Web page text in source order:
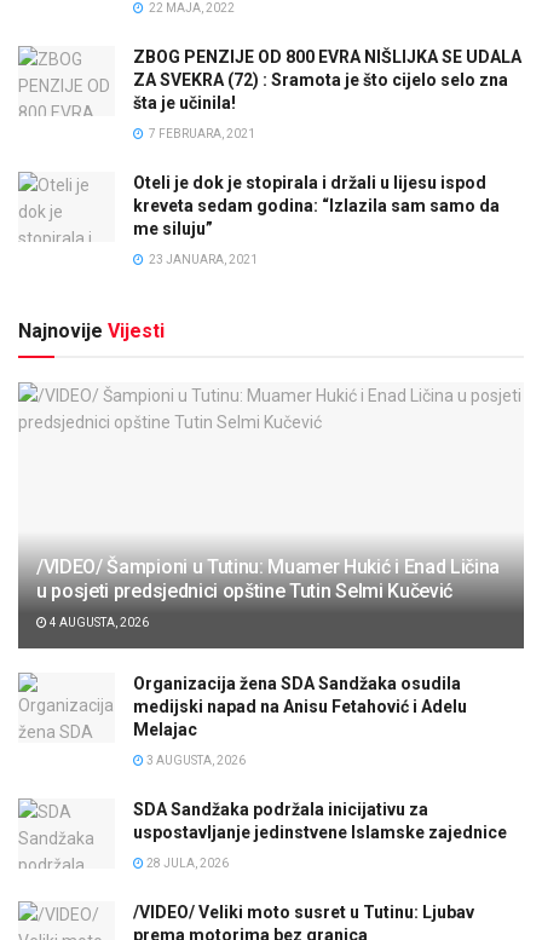
22 MAJA, 2022
ZBOG PENZIJE OD 800 EVRA NIŠLIJKA SE UDALA
ZA SVEKRA (72) : Sramota je što cijelo selo zna
šta je učinila!
7 FEBRUARA, 2021
Oteli je dok je stopirala i držali u lijesu ispod
kreveta sedam godina: “Izlazila sam samo da
me siluju”
23 JANUARA, 2021
Najnovije Vijesti
/VIDEO/ Šampioni u Tutinu: Muamer Hukić i Enad Ličina
u posjeti predsjednici opštine Tutin Selmi Kučević
4 AUGUSTA, 2026
Organizacija žena SDA Sandžaka osudila
medijski napad na Anisu Fetahović i Adelu
Melajac
3 AUGUSTA, 2026
SDA Sandžaka podržala inicijativu za
uspostavljanje jedinstvene Islamske zajednice
28 JULA, 2026
/VIDEO/ Veliki moto susret u Tutinu: Ljubav
prema motorima bez granica